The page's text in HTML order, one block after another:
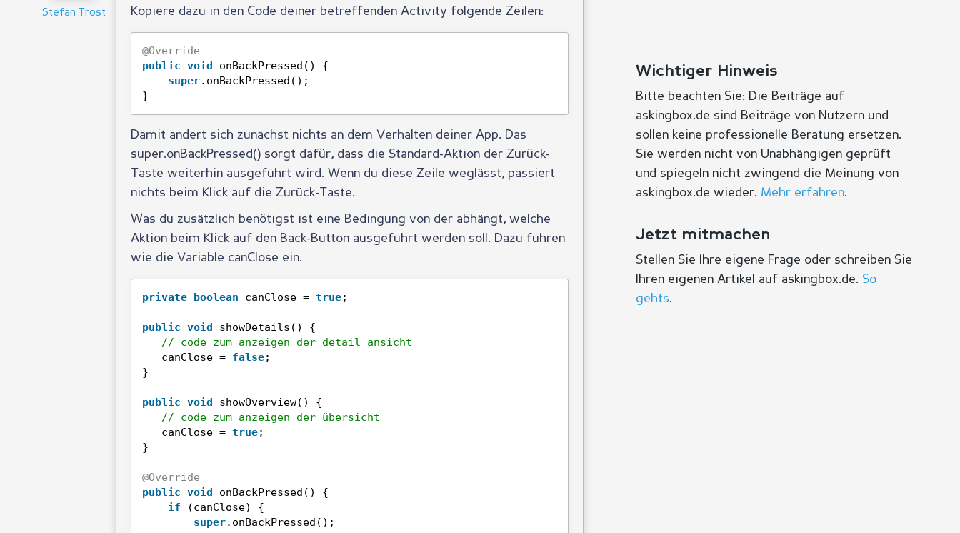
Stefan Trost
Kopiere dazu in den Code deiner betreffenden Activity folgende Zeilen:
@Override
public void
onBackPressed() {
super.onBackPressed();
}
Damit ändert sich zunächst nichts an dem Verhalten deiner App. Das
super.onBackPressed() sorgt dafür, dass die Standard-Aktion der Zurück-
Taste weiterhin ausgeführt wird. Wenn du diese Zeile weglässt, passiert
nichts beim Klick auf die Zurück-Taste.
Was du zusätzlich benötigst ist eine Bedingung von der abhängt, welche
Aktion beim Klick auf den Back-Button ausgeführt werden soll. Dazu führen
wie die Variable canClose ein.
private boolean canClose = true;
public void
showDetails() {
// code zum anzeigen der detail ansicht
canClose = false;
}
public void
showOverview() {
// code zum anzeigen der übersicht
canClose = true;
}
@Override
public void
onBackPressed() {
if
(canClose) {
super.onBackPressed();
Wichtiger Hinweis
Bitte beachten Sie: Die Beiträge auf
askingbox.de sind Beiträge von Nutzern und
sollen keine professionelle Beratung ersetzen.
Sie werden nicht von Unabhängigen geprüft
und spiegeln nicht zwingend die Meinung von
askingbox.de wieder. Mehr erfahren.
Jetzt mitmachen
Stellen Sie Ihre eigene Frage oder schreiben Sie
Ihren eigenen Artikel auf askingbox.de. So
gehts.